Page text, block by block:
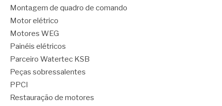
Montagem de quadro de comando
Motor elétrico
Motores WEG
Painéis elétricos
Parceiro Watertec KSB
Peças sobressalentes
PPCI
Restauração de motores